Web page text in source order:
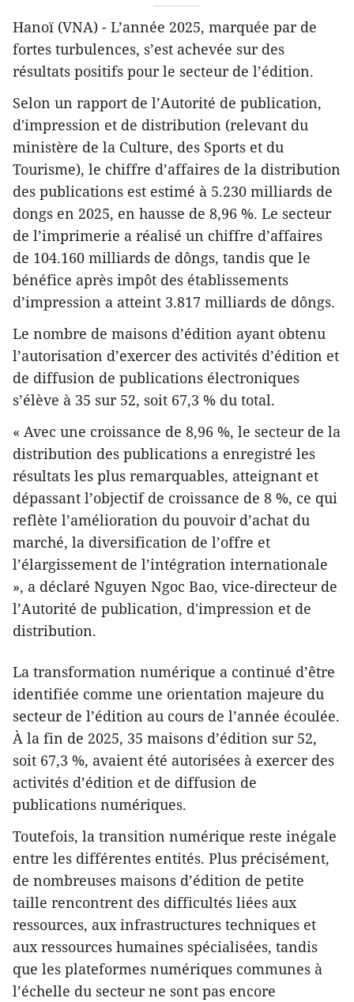
Hanoï (VNA) - L’année 2025, marquée par de
fortes turbulences, s’est achevée sur des
résultats positifs pour le secteur de l’édition.
Selon un rapport de l’Autorité de publication,
d'impression et de distribution (relevant du
ministère de la Culture, des Sports et du
Tourisme), le chiffre d’affaires de la distribution
des publications est estimé à 5.230 milliards de
dongs en 2025, en hausse de 8,96 %. Le secteur
de l’imprimerie a réalisé un chiffre d’affaires
de 104.160 milliards de dôngs, tandis que le
bénéfice après impôt des établissements
d’impression a atteint 3.817 milliards de dôngs.
Le nombre de maisons d’édition ayant obtenu
l’autorisation d’exercer des activités d’édition et
de diffusion de publications électroniques
s’élève à 35 sur 52, soit 67,3 % du total.
« Avec une croissance de 8,96 %, le secteur de la
distribution des publications a enregistré les
résultats les plus remarquables, atteignant et
dépassant l’objectif de croissance de 8 %, ce qui
reflète l’amélioration du pouvoir d’achat du
marché, la diversification de l’offre et
l’élargissement de l’intégration internationale
», a déclaré Nguyen Ngoc Bao, vice-directeur de
l’Autorité de publication, d'impression et de
distribution.
La transformation numérique a continué d’être
identifiée comme une orientation majeure du
secteur de l’édition au cours de l’année écoulée.
À la fin de 2025, 35 maisons d’édition sur 52,
soit 67,3 %, avaient été autorisées à exercer des
activités d’édition et de diffusion de
publications numériques.
Toutefois, la transition numérique reste inégale
entre les différentes entités. Plus précisément,
de nombreuses maisons d’édition de petite
taille rencontrent des difficultés liées aux
ressources, aux infrastructures techniques et
aux ressources humaines spécialisées, tandis
que les plateformes numériques communes à
l’échelle du secteur ne sont pas encore